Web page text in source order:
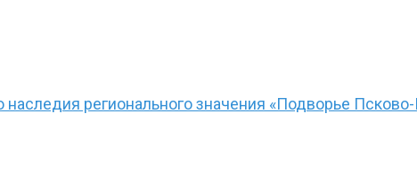
регионального значения «Подворье